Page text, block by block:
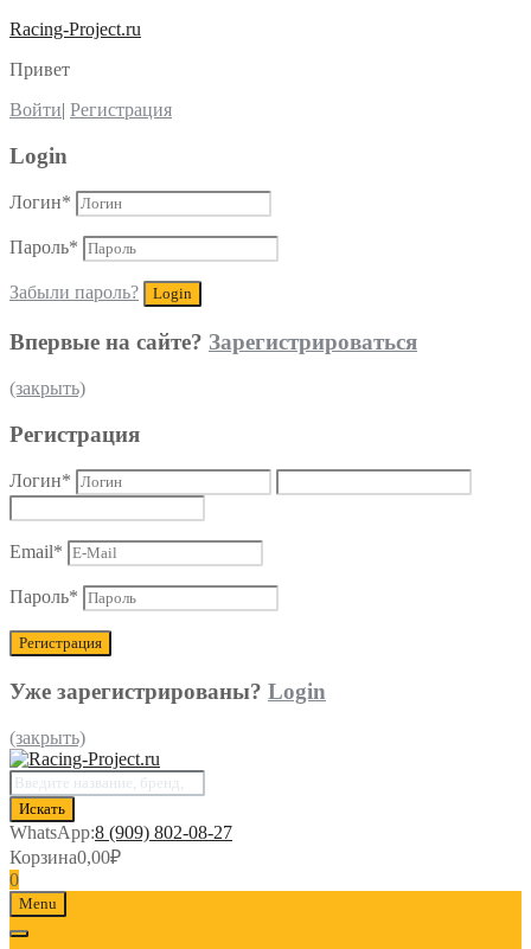
Racing-Project.ru
Привет
Войти| Регистрация
Login
Логин*
Пароль*
Забыли пароль?
Впервые на сайте? Зарегистрироваться
(закрыть)
Регистрация
Логин*
Email*
Пароль*
Уже зарегистрированы? Login
(закрыть)
Поиск
товаров
Искать
WhatsApp:8 (909) 802-08-27
Корзина0,00₽
0
Menu